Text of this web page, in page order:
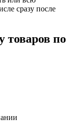
сразу после
товаров по